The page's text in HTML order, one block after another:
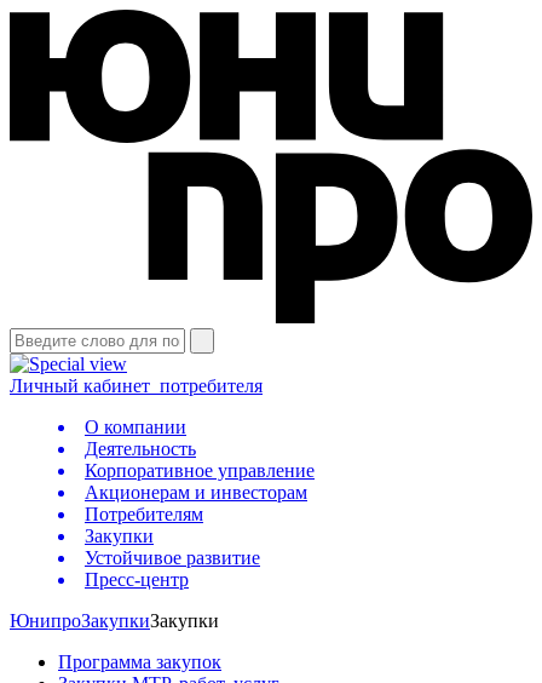
Личный кабинет потребителя
О компании
Деятельность
Корпоративное управление
Акционерам и инвесторам
Потребителям
Закупки
Устойчивое развитие
Пресс-центр
ЮнипроЗакупкиЗакупки
Программа закупок